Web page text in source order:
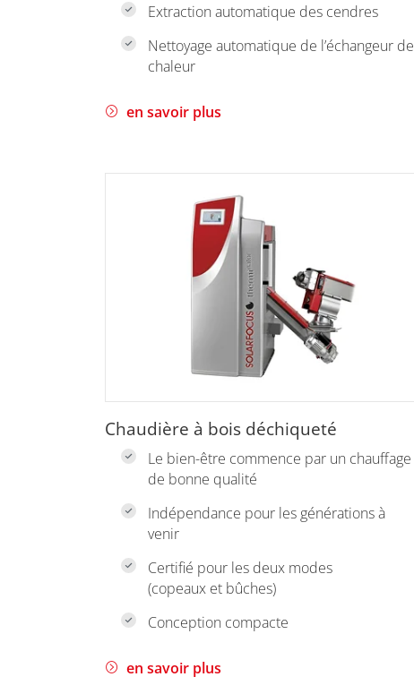
Extraction automatique des cendres
Nettoyage automatique de l’échangeur de
chaleur
en savoir plus
Chaudière à bois déchiqueté
Le bien-être commence par un chauffage
de bonne qualité
Indépendance pour les générations à
venir
Certifié pour les deux modes
(copeaux et bûches)
Conception compacte
en savoir plus